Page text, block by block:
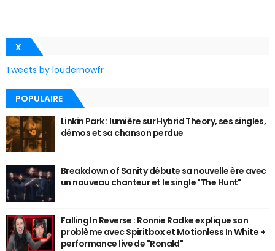
X
Tweets by loudernowfr
POPULAIRE
Linkin Park : lumière sur Hybrid Theory, ses singles,
démos et sa chanson perdue
Breakdown of Sanity débute sa nouvelle ère avec
un nouveau chanteur et le single "The Hunt"
Falling In Reverse : Ronnie Radke explique son
problème avec Spiritbox et Motionless In White +
performance live de "Ronald"